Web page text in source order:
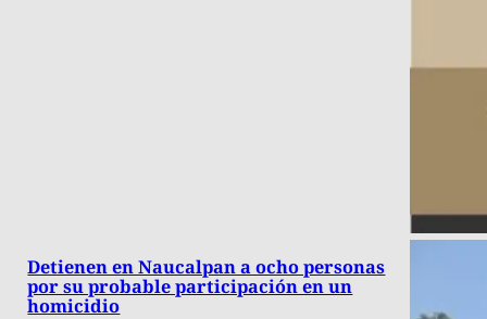
Detienen en Naucalpan a ocho personas
por su probable participación en un
homicidio